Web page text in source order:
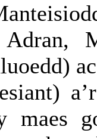
Adran,
maes